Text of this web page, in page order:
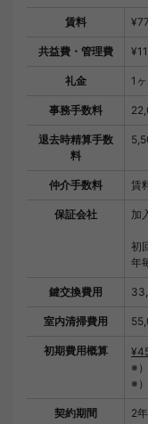
賃料
共益費・管理費
礼金 1
事務手数料
退去時精算手数
料
仲介手数料 賃
保証会社 加
初
年
鍵交換費用
室内清掃費用
初期費用概算
※
※
契約期間 2